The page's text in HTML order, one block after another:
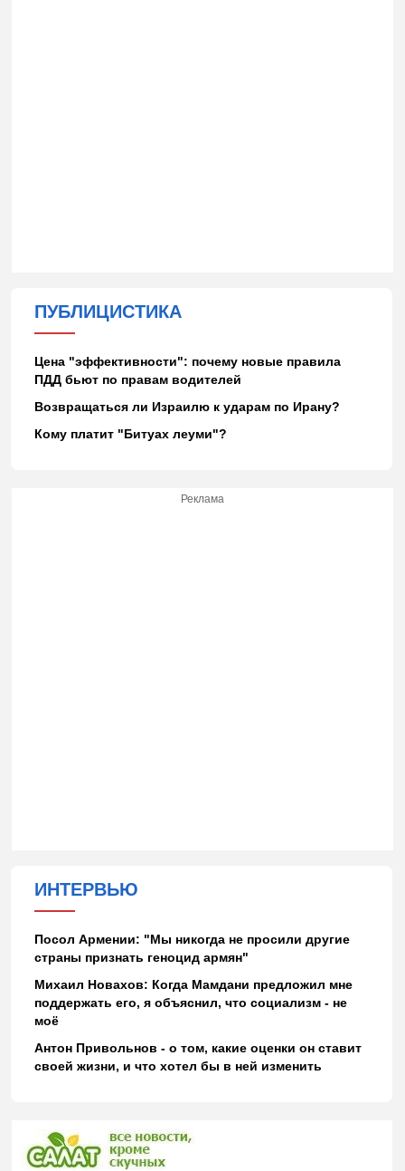
ПУБЛИЦИСТИКА
Цена "эффективности": почему новые правила
ПДД бьют по правам водителей
Возвращаться ли Израилю к ударам по Ирану?
Кому платит "Битуах леуми"?
Реклама
ИНТЕРВЬЮ
Посол Армении: "Мы никогда не просили другие
страны признать геноцид армян"
Михаил Новахов: Когда Мамдани предложил мне
поддержать его, я объяснил, что социализм - не
моё
Антон Привольнов - о том, какие оценки он ставит
своей жизни, и что хотел бы в ней изменить